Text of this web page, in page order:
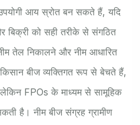
उपयोगी आय स्रोत बन सकते हैं, यदि
को सही तरीके से संगठित
तेल निकालने और नीम आधारित
बीज व्यक्तिगत रूप से बेचते हैं,
FPOs के माध्यम से सामूहिक
है। नीम बीज संग्रह ग्रामीण